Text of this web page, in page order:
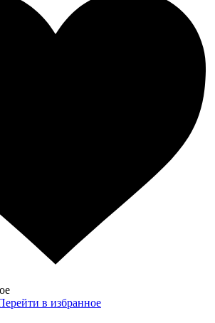
в избранное